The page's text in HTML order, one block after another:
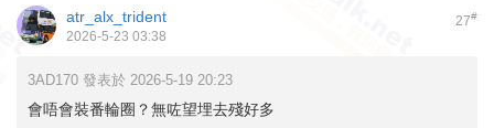
27#
atr_alx_trident
2026-5-23 03:38
3AD170 發表於 2026-5-19 20:23
會唔會裝番輪圈？無咗望埋去殘好多